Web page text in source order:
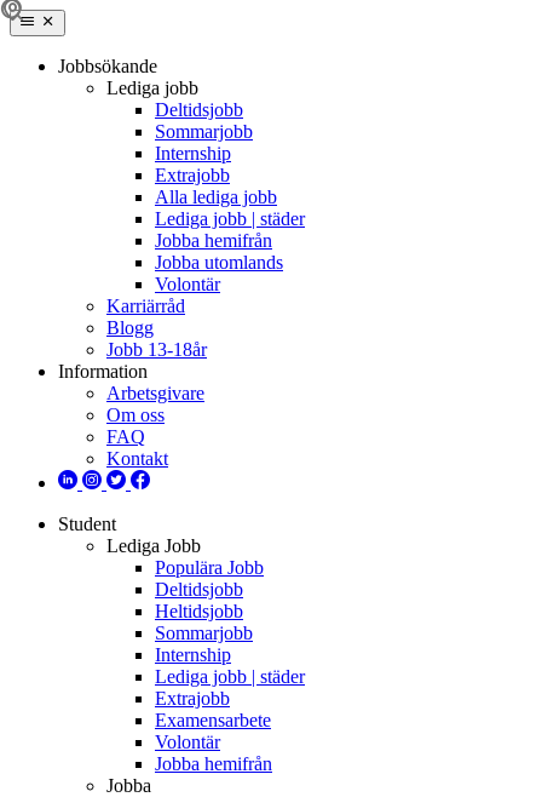
Jobbsökande
Lediga jobb
Deltidsjobb
Sommarjobb
Internship
Extrajobb
Alla lediga jobb
Lediga jobb | städer
Jobba hemifrån
Jobba utomlands
Volontär
Karriärråd
Blogg
Jobb 13-18år
Information
Arbetsgivare
Om oss
FAQ
Kontakt
Student
Lediga Jobb
Populära Jobb
Deltidsjobb
Heltidsjobb
Sommarjobb
Internship
Lediga jobb | städer
Extrajobb
Examensarbete
Volontär
Jobba hemifrån
Jobba